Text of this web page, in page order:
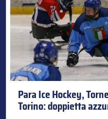
Para Ice Hockey,
Torino: doppietta